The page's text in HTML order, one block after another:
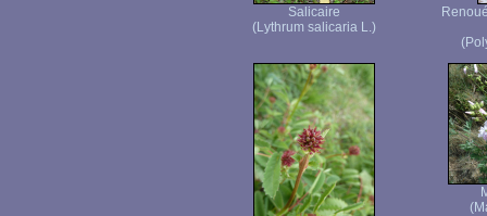
Salicaire
(Lythrum salicaria L.)